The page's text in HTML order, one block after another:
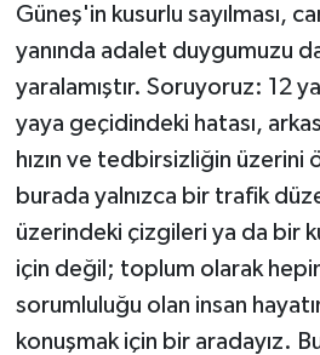
Güneş'in kusurlu sayılması,
yanında adalet duygumuzu
yaralamıştır. Soruyoruz: 12
yaya geçidindeki hatası,
hızın ve tedbirsizliğin üzerini
burada yalnızca bir trafik
üzerindeki çizgileri ya da bir
için değil; toplum olarak
sorumluluğu olan insan
konuşmak için bir aradayız.